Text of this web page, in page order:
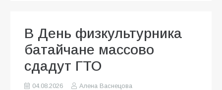
В День физкультурника
батайчане массово
сдадут ГТО
04.08.2026
Алена Васнецова